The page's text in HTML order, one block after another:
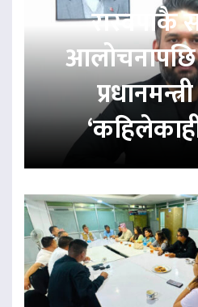
रास्वपाकै